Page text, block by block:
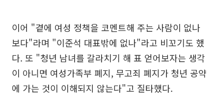
이어 "곁에 여성 정책을 코멘트해 주는 사람이 없나
보다"라며 "이준석 대표밖에 없나"라고 비꼬기도 했
다. 또 "청년 남녀를 갈라치기 해 표 얻어보자는 생각
이 아니면 여성가족부 폐지, 무고죄 폐지가 청년 공약
에 가는 것이 이해되지 않는다"고 질타했다.